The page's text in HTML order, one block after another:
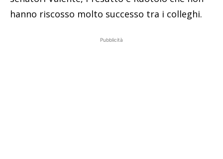
hanno riscosso molto successo tra i colleghi.
Pubblicità